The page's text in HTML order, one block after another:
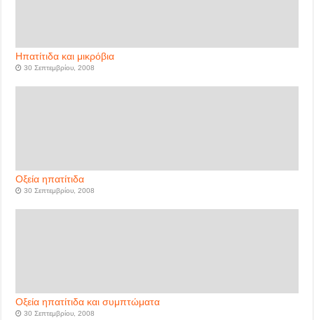
Ηπατίτιδα και μικρόβια
30 Σεπτεμβρίου, 2008
Οξεία ηπατίτιδα
30 Σεπτεμβρίου, 2008
Οξεία ηπατίτιδα και συμπτώματα
30 Σεπτεμβρίου, 2008